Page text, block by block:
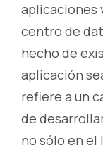
aplicaciones
centro de
hecho de
aplicación
refiere a un
de
no sólo en el